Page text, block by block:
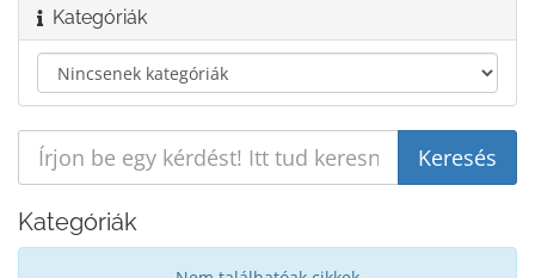
Kategóriák
Kategóriák